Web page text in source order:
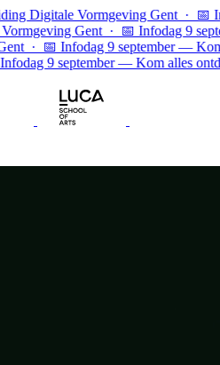
Vormgeving Gent · 📅
Gent · 📅 Infodag 9
Infodag 9 september — Kom
september — Kom alles